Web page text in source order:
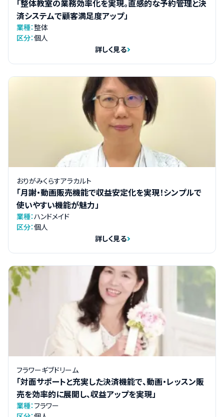
「整体教室の業務効率化を実現。直感的な予約管理と決
済システムで顧客満足度アップ」
業種：整体
区分：個人
詳しく見る
おりがみくらすアラカルト
「月謝・動画販売機能で収益安定化を実現！シンプルで
使いやすい機能が魅力」
業種：ハンドメイド
区分：個人
詳しく見る
フラワーギブドリーム
「対面サポートと充実した決済機能で、動画・レッスン販
売を効率的に展開し、収益アップを実現」
業種： フラワー